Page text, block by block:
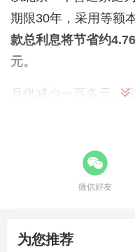
期限30年，采用等额
款总利息将节省约
元。
月供减少一百多元，
不只是省钱
表面上看，这只是一
但如果我们把时间线
微信好友
为您推荐